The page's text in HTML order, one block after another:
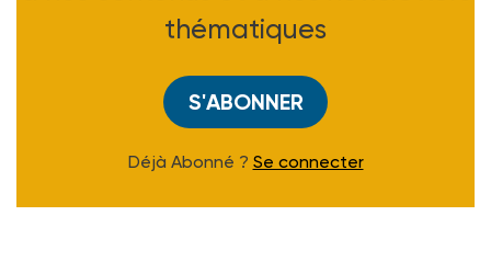
thématiques
S'ABONNER
Déjà Abonné ? Se connecter